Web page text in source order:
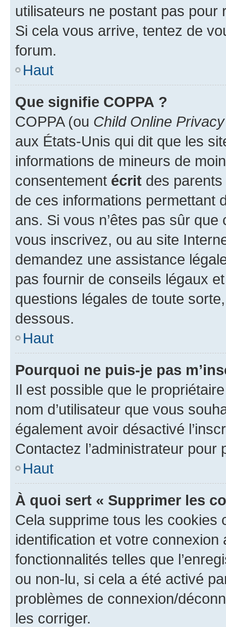
utilisateurs ne postant pas pour
Si cela vous arrive, tentez de
forum.
Haut
Que signifie COPPA ?
COPPA (ou Child Online
aux États-Unis qui dit que les
informations de mineurs de
consentement écrit des parents
de ces informations permettant
ans. Si vous n’êtes pas sûr
vous inscrivez, ou au site
demandez une assistance
pas fournir de conseils légaux
questions légales de toute
dessous.
Haut
Pourquoi ne puis-je pas
Il est possible que le
nom d’utilisateur que vous
également avoir désactivé
Contactez l’administrateur
Haut
À quoi sert « Supprimer les
Cela supprime tous les cookies
identification et votre
fonctionnalités telles que
ou non-lu, si cela a été activé
problèmes de connexion/
les corriger.